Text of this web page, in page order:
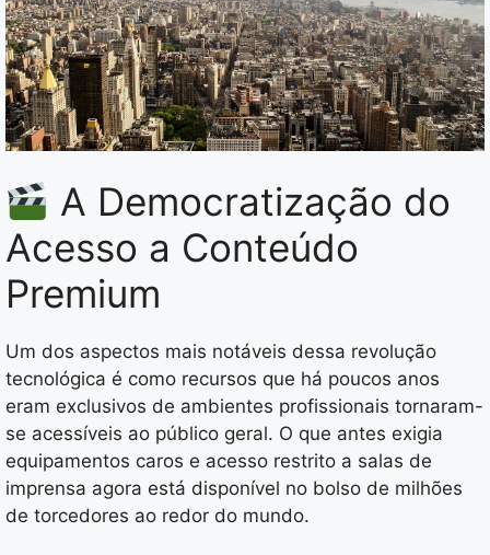
A Democratização do
Acesso a Conteúdo
Premium
Um dos aspectos mais notáveis dessa revolução
tecnológica é como recursos que há poucos anos
eram exclusivos de ambientes profissionais tornaram-
se acessíveis ao público geral. O que antes exigia
equipamentos caros e acesso restrito a salas de
imprensa agora está disponível no bolso de milhões
de torcedores ao redor do mundo.